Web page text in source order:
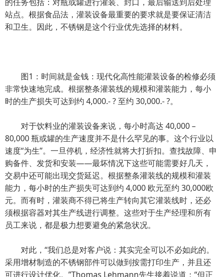
站点。根据食品法，灌装设备最重要的要求就是要保证清洁
和卫生。因此，不锈钢是这个行业优先选择的材料。
图1：时间就是金钱：现代化高性能灌装设备的检修必须
非常快速地完成。根据整条灌装线的规模和灌装能力，每小
时的生产损失可达到约 4,000.- ? 至约 30,000.- ?。
对于饮料业的灌装设备来说，每小时高达 40,000 –
80,000 瓶或罐的生产速度并不是什么罕见的事。这个行业以
速度“为生”。一旦停机，经济性就将大打折扣。查找故障、申
购备件、发货和安装——最坏情况下这些可能需要好几天，
交易中还可能出现交货延迟。根据整条灌装线的规模和灌装
能力，每小时的生产损失可达到约 4,000 欧元至约 30,000欧
元。而有时，灌装商不得已将生产转向其它灌装线时，还必
须根据容器对其生产线进行调整。这些对于生产经理和所有
员工来说，都是极力想要避免的紧急状况。
对此，“我们总是对客户说：其实完全可以不必如此的。
采用增材制造的不锈钢部件可以做到按需打印生产，并且还
可进行设计优化。”Thomas Lehmann先生接着说道：“但正